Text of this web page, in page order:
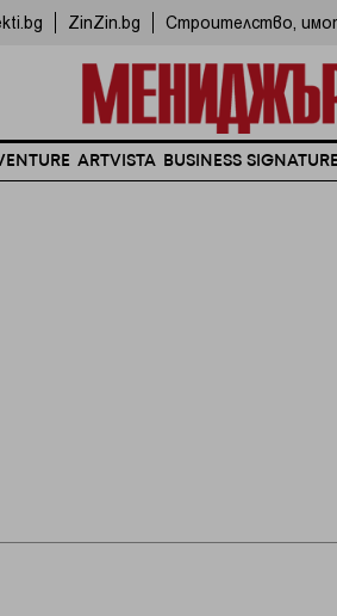
ZinZin.bg Строителство,
ARTVISTA BUSINESS SIGNATURE